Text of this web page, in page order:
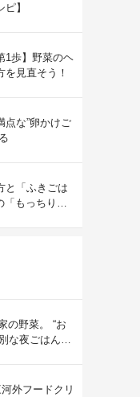
】
1歩】野菜のヘ
を見直そう！
点な”卵かけご
と「ふきごは
もっちりコ
の野菜。 “お
な夜ごはん
外フードクリ